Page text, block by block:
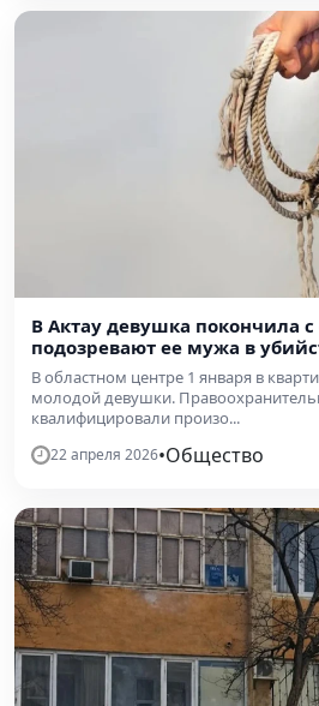
В Актау девушка покончила
подозревают ее мужа в
В областном центре 1 января в
молодой девушки.
квалифицировали произо...
22 апреля 2026•Общество